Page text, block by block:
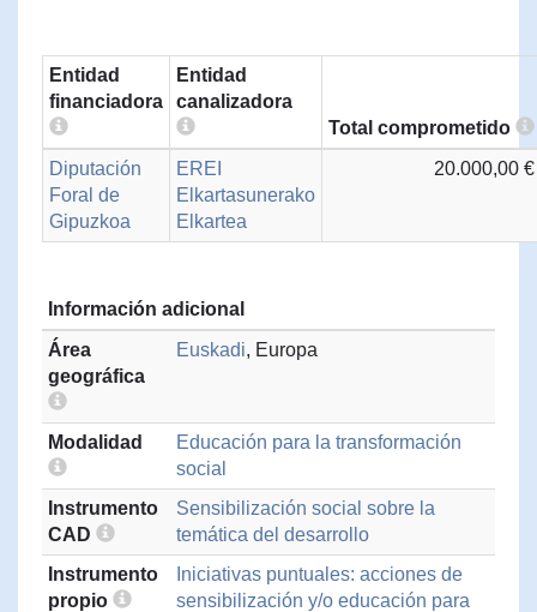
Entidad
financiadora
Entidad
canalizadora
Total comprometido
Diputación
Foral de
Gipuzkoa
EREI
Elkartasunerako
Elkartea
20.000,00 €
Información adicional
Área
geográfica
Euskadi, Europa
Modalidad
Educación para la transformación
social
Instrumento
CAD
Sensibilización social sobre la
temática del desarrollo
Instrumento
propio
Iniciativas puntuales: acciones de
sensibilización y/o educación para